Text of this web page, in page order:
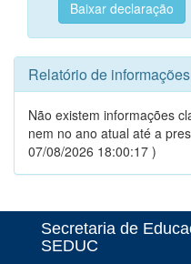
Baixar declaração
Relatório de
Não existem informações
nem no ano atual até a
07/08/2026 18:00:17 )
Secretaria de
SEDUC